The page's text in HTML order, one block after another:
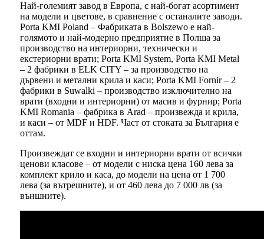
Най-големият завод в Европа, с най-богат асортимент
на модели и цветове, в сравнение с останалите заводи.
Porta KMI Poland – Фабриката в Bolszewo е най-
голямото и най-модерно предприятие в Полша за
производство на интериорни, технически и
екстериорни врати; Porta KMI System, Porta KMI Metal
– 2 фабрики в ELK CITY – за производство на
дървени и метални крила и каси; Porta KMI Fornir – 2
фабрики в Suwalki – производство изключително на
врати (входни и интериорни) от масив и фурнир; Porta
KMI Romania – фабрика в Arad – произвежда и крила,
и каси – от MDF и HDF. Част от стоката за България е
оттам.
Произвеждат се входни и интериорни врати от всички
ценови класове – от модели с ниска цена 160 лева за
комплект крило и каса, до модели на цена от 1 700
лева (за вътрешните), и от 460 лева до 7 000 лв (за
външните).